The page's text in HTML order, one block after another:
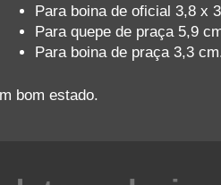
Para boina de oficial 3,8 x
Para quepe de praça 5,9
Para boina de praça 3,3
bom estado.